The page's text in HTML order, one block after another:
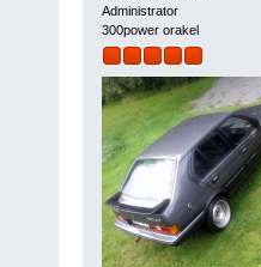
Administrator
300power orakel